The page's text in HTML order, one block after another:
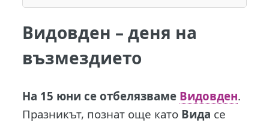
Видовден – деня на
възмездието
На 15 юни се отбелязваме Видовден.
Празникът, познат още като Вида се